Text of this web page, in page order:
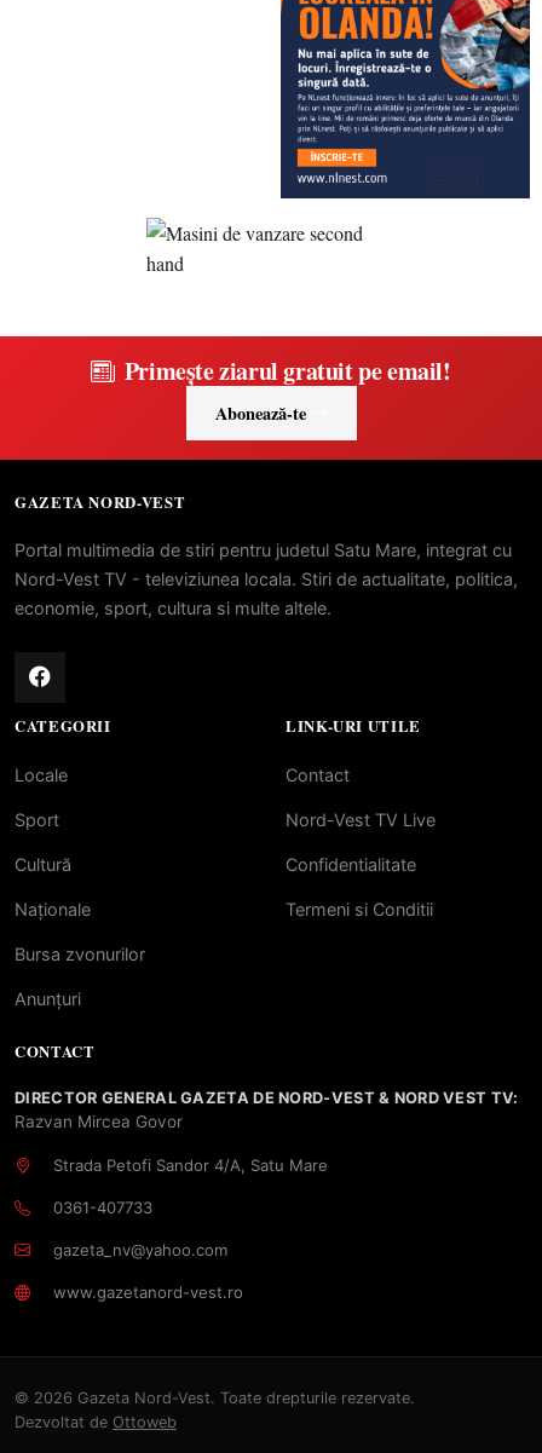
Primește ziarul gratuit pe email!
Abonează-te
GAZETA NORD-VEST
Portal multimedia de stiri pentru judetul Satu Mare, integrat cu
Nord-Vest TV - televiziunea locala. Stiri de actualitate, politica,
economie, sport, cultura si multe altele.
CATEGORII
Locale
Sport
Cultură
Naționale
Bursa zvonurilor
Anunțuri
LINK-URI UTILE
Contact
Nord-Vest TV Live
Confidentialitate
Termeni si Conditii
CONTACT
DIRECTOR GENERAL GAZETA DE NORD-VEST & NORD VEST TV:
Razvan Mircea Govor
Strada Petofi Sandor 4/A, Satu Mare
0361-407733
gazeta_nv@yahoo.com
www.gazetanord-vest.ro
© 2026 Gazeta Nord-Vest. Toate drepturile rezervate.
Dezvoltat de Ottoweb